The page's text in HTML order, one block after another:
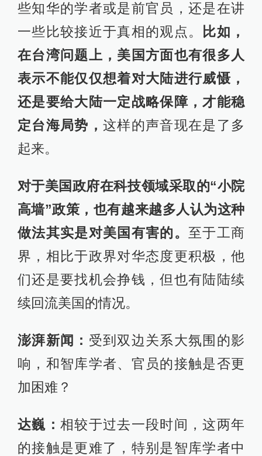
些知华的学者或是前官员，还是在讲
一些比较接近于真相的观点。
比如，
在台湾问题上，美国方面也有很多人
表示不能仅仅想着对大陆进行威慑，
还是要给大陆一定战略保障，才能稳
定台海局势， 这样的声音现在是了多
起来。
对于美国政府在科技领域采取的“小院
高墙”政策，也有越来越多人认为这种
做法其实是对美国有害的。 至于工商
界，相比于政界对华态度更积极，他
们还是要找机会挣钱，但也有陆陆续
续回流美国的情况。
澎湃新闻： 受到双边关系大氛围的影
响，和智库学者、官员的接触是否更
加困难？
达巍： 相较于过去一段时间，这两年
的接触是更难了，特别是智库学者中